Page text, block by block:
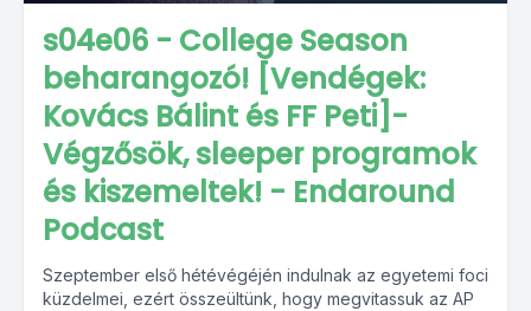
s04e06 - College Season
beharangozó! [Vendégek:
Kovács Bálint és FF Peti]-
Végzősök, sleeper programok
és kiszemeltek! - Endaround
Podcast
Szeptember első hétévégéjén indulnak az egyetemi foci
küzdelmei, ezért összeültünk, hogy megvitassuk az AP